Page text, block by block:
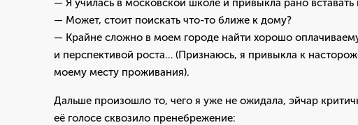
— Я училась в московской школе и привыкла рано
— Может, стоит поискать что-то ближе к дому?
— Крайне сложно в моем городе найти хорошо
и перспективой роста… (Признаюсь, я привыкла к
моему месту проживания).
Дальше произошло то, чего я уже не ожидала, эйчар
её голосе сквозило пренебрежение: